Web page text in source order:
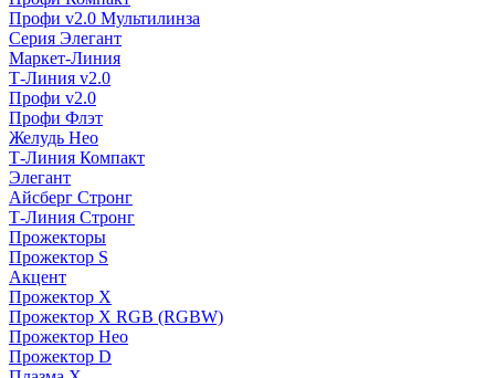
Профи v2.0 Мультилинза
Серия Элегант
Маркет-Линия
Т-Линия v2.0
Профи v2.0
Профи Флэт
Желудь Нео
Т-Линия Компакт
Элегант
Айсберг Стронг
Т-Линия Стронг
Прожекторы
Прожектор S
Акцент
Прожектор X
Прожектор Х RGB (RGBW)
Прожектор Нео
Прожектор D